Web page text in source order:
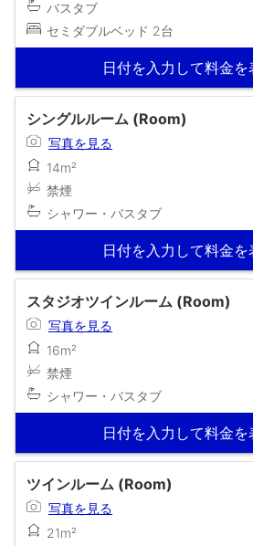
バスタブ
セミダブルベッド 2台
日付を入力して料金を
シングルルーム (Room)
写真を見る
14m²
禁煙
シャワー・バスタブ
日付を入力して料金を
スタジオツインルーム (Room)
写真を見る
16m²
禁煙
シャワー・バスタブ
日付を入力して料金を
ツインルーム (Room)
写真を見る
21m²